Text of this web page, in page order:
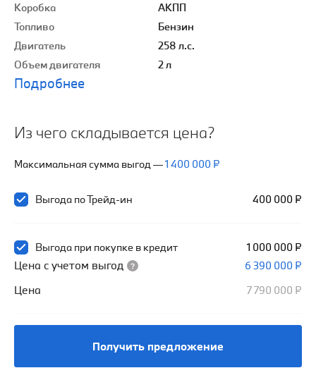
Коробка
АКПП
Топливо
Бензин
Двигатель
258 л.с.
Объем двигателя
2 л
Подробнее
Из чего складывается цена?
Максимальная сумма выгод—1 400 000 ₽
400 000 ₽
Выгода по Трейд-ин
1 000 000 ₽
Выгода при покупке в кредит
Цена с учетом выгод 6 390 000 ₽
Цена 7 790 000 ₽
Получить предложение